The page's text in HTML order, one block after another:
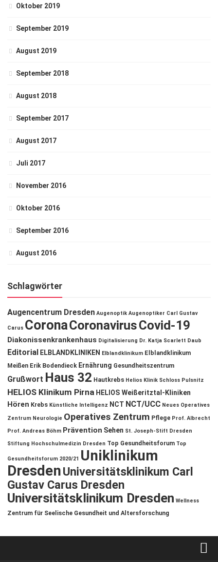
Oktober 2019
September 2019
August 2019
September 2018
August 2018
September 2017
August 2017
Juli 2017
November 2016
Oktober 2016
September 2016
August 2016
Schlagwörter
Augencentrum Dresden Augenoptik Augenoptiker Carl Gustav
Carus CoronaCoronavirusCovid-19
Diakonissenkrankenhaus Digitalisierung Dr. Katja Scarlett Daub
Editorial ELBLANDKLINIKEN Elblandklinikum Elblandklinikum
Meißen Erik Bodendieck Ernährung Gesundheitszentrum
Grußwort Haus 32 Hautkrebs Helios Klinik Schloss Pulsnitz
HELIOS Klinikum Pirna HELIOS Weißeritztal-Kliniken
Hören Krebs Künstliche Intelligenz NCT NCT/UCC Neues Operatives
Zentrum Neurologie Operatives Zentrum Pflege Prof. Albrecht
Prof. Andreas Böhm Prävention Sehen St. Joseph-Stift Dresden
Stiftung Hochschulmedizin Dresden Top Gesundheitsforum Top
Gesundheitsforum 2020/21 Uniklinikum
DresdenUniversitätsklinikum Carl
Gustav Carus Dresden
Universitätsklinikum Dresden Wellness
Zentrum für Seelische Gesundheit und Altersforschung